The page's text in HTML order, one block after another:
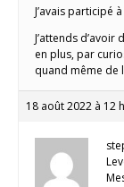
J’avais participé
J’attends
en plus, par
quand même de
18 août 2022 à 12